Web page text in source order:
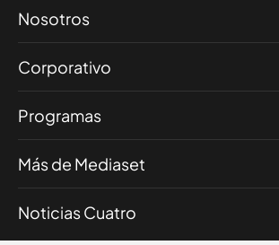
Nosotros
Corporativo
Programas
Más de Mediaset
Noticias Cuatro